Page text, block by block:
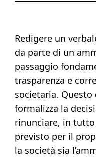
Redigere un
da parte di un
passaggio
trasparenza e
societaria.
formalizza la
rinunciare, in
previsto per il
la società sia